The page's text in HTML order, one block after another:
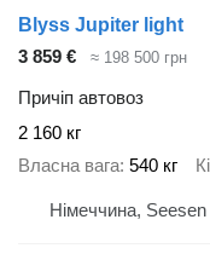
Blyss Jupiter light
3 859 €
≈ 198 500 грн
Причіп автовоз
2 160 кг
Власна вага 540 кг
Німеччина, Seesen